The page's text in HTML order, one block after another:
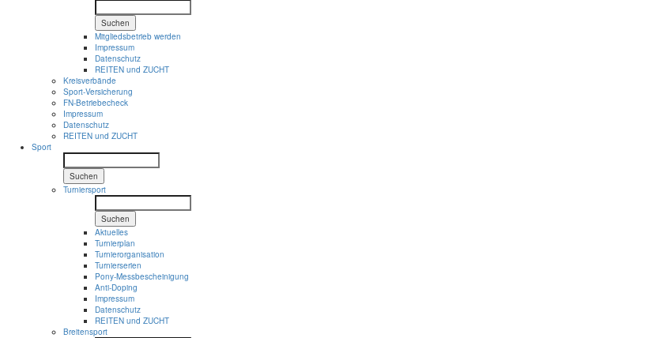
Suchen
Mitgliedsbetrieb werden
Impressum
Datenschutz
REITEN und ZUCHT
Kreisverbände
Sport-Versicherung
FN-Betriebecheck
Impressum
Datenschutz
REITEN und ZUCHT
Sport
Suchen
Turniersport
Suchen
Aktuelles
Turnierplan
Turnierorganisation
Turnierserien
Pony-Messbescheinigung
Anti-Doping
Impressum
Datenschutz
REITEN und ZUCHT
Breitensport